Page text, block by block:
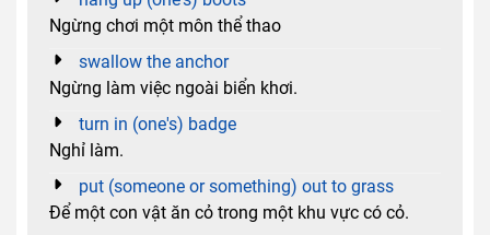
Ngừng chơi một môn thể thao
swallow the anchor
Ngừng làm việc ngoài biển khơi.
turn in (one's) badge
Nghỉ làm.
put (someone or something) out to grass
Để một con vật ăn cỏ trong một khu vực có cỏ.